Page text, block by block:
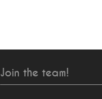
Join the team!